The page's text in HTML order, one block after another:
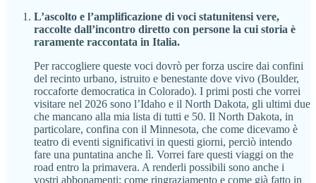
L’ascolto e l’amplificazione di voci statunitensi vere,
raccolte dall’incontro diretto con persone la cui storia è
raramente raccontata in Italia.
Per raccogliere queste voci dovrò per forza uscire dai confini
del recinto urbano, istruito e benestante dove vivo (Boulder,
roccaforte democratica in Colorado). I primi posti che vorrei
visitare nel 2026 sono l’Idaho e il North Dakota, gli ultimi due
che mancano alla mia lista di tutti e 50. Il North Dakota, in
particolare, confina con il Minnesota, che come dicevamo è
teatro di eventi significativi in questi giorni, perciò intendo
fare una puntatina anche lì. Vorrei fare questi viaggi on the
road entro la primavera. A renderli possibili sono anche i
vostri abbonamenti; come ringraziamento e come già fatto in